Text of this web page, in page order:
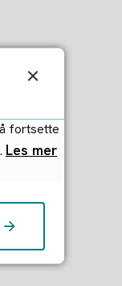
fortsette
Les mer